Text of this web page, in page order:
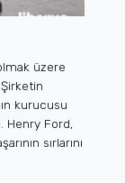
üzere
kurucusu
Henry Ford,
sırlarını